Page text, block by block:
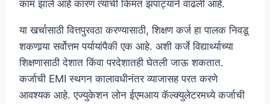
काम झाले आहे कारण त्याची किंमत झपाट्याने वाढली आहे.
या खर्चासाठी वित्तपुरवठा करण्यासाठी, शिक्षण कर्ज हा पालक निवडू
शकणार्‍या सर्वोत्तम पर्यायांपैकी एक आहे. अशी कर्जे विद्यार्थ्याच्या
शिक्षणासाठी देशात किंवा परदेशातही घेतली जाऊ शकतात.
कर्जाची EMI स्थगन कालावधीनंतर व्याजासह परत करणे
आवश्यक आहे. एज्युकेशन लोन ईएमआय कॅल्क्युलेटरमध्ये कर्जाची